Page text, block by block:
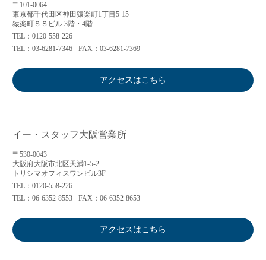
〒101-0064
東京都千代田区神田猿楽町1丁目5-15
猿楽町ＳＳビル 3階・4階
TEL：0120-558-226
TEL：03-6281-7346
FAX：03-6281-7369
アクセスはこちら
イー・スタッフ大阪営業所
〒530-0043
大阪府大阪市北区天満1-5-2
トリシマオフィスワンビル3F
TEL：0120-558-226
TEL：06-6352-8553
FAX：06-6352-8653
アクセスはこちら